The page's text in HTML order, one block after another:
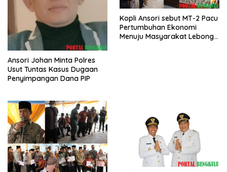
Ansori Johan Minta Polres
Usut Tuntas Kasus Dugaan
Penyimpangan Dana PIP
Kopli Ansori sebut MT-2 Pacu
Pertumbuhan Ekonomi
Menuju Masyarakat Lebong